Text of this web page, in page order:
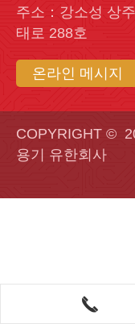
주소：강소성 상
태로 288호
온라인 메시지
COPYRIGHT ©
용기 유한회사